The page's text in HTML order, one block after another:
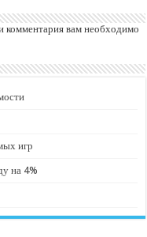
комментария вам необходимо
игр
на 4%